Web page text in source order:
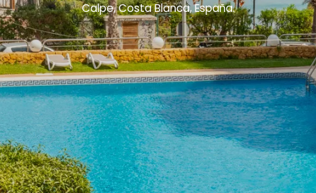
Calpe, Costa Blanca, España.